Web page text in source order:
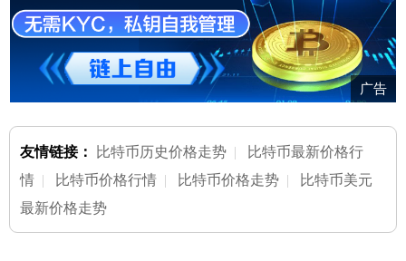
广告
友情链接： 比特币历史价格走势 | 比特币最新价格行
情 | 比特币价格行情 | 比特币价格走势 | 比特币美元
最新价格走势